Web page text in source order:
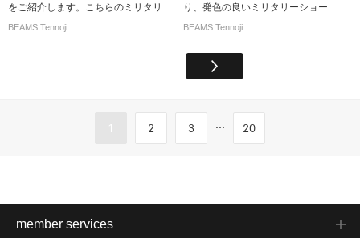
をご紹介します。こちらのミリタリ...
BEAMS Tennoji
り、発色の良いミリタリーショー...
BEAMS Tennoji
1 2 3 ... 20
member services